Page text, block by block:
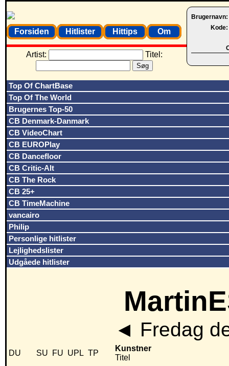
Brugernavn:
Kode:
Forsiden Hitlister Hittips Om
Artist: Titel:
Top Of ChartBase
Top Of The World
Brugernes Top-50
CB Denmark-Danmark
CB VideoChart
CB EUROPlay
CB Dancefloor
CB Critic-Alt
CB The Rock
CB 25+
CB TimeMachine
vancairo
Philip
Personlige hitlister
Lejlighedslister
Udgåede hitlister
◄ Fredag
DU SU FU UPL TP
Kunstner
Titel